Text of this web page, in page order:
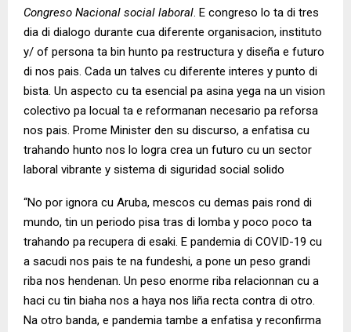
Congreso Nacional social laboral. E congreso lo ta di tres
dia di dialogo durante cua diferente organisacion, instituto
y/ of persona ta bin hunto pa restructura y diseña e futuro
di nos pais. Cada un talves cu diferente interes y punto di
bista. Un aspecto cu ta esencial pa asina yega na un vision
colectivo pa locual ta e reformanan necesario pa reforsa
nos pais. Prome Minister den su discurso, a enfatisa cu
trahando hunto nos lo logra crea un futuro cu un sector
laboral vibrante y sistema di siguridad social solido
“No por ignora cu Aruba, mescos cu demas pais rond di
mundo, tin un periodo pisa tras di lomba y poco poco ta
trahando pa recupera di esaki. E pandemia di COVID-19 cu
a sacudi nos pais te na fundeshi, a pone un peso grandi
riba nos hendenan. Un peso enorme riba relacionnan cu a
haci cu tin biaha nos a haya nos liña recta contra di otro.
Na otro banda, e pandemia tambe a enfatisa y reconfirma